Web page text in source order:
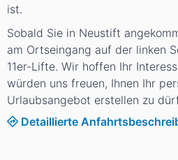
ist.
Sobald Sie in Neustift
am Ortseingang auf der linken
11er-Lifte. Wir hoffen Ihr
würden uns freuen, Ihnen Ihr
Urlaubsangebot erstellen zu
Detaillierte